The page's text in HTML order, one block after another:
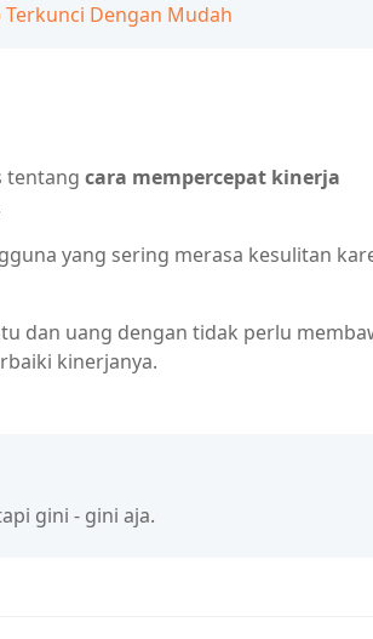
Dengan Mudah
tentang cara mempercepat kinerja
yang sering merasa kesulitan
dan uang dengan tidak perlu
kinerjanya.
gini - gini aja.